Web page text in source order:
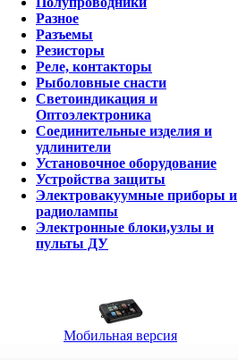
Разное
Разъемы
Резисторы
Реле, контакторы
Рыболовные снасти
Светоиндикация и
Оптоэлектроника
Соединительные изделия и
удлинители
Установочное оборудование
Устройства защиты
Электровакуумные приборы и
радиолампы
Электронные блоки,узлы и
пульты ДУ
Мобильная версия